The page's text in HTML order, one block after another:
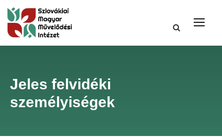
Jeles felvidéki
személyiségek